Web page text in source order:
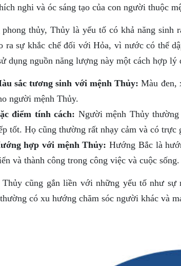
nghi và óc sáng tạo của con người thuộc
phong thủy, Thủy là yếu tố có khả năng
ra sự khắc chế đối với Hỏa, vì nước có thể
dụng nguồn năng lượng này một cách hợp
sắc tương sinh với mệnh Thủy: Màu đen,
người mệnh Thủy.
điểm tính cách: Người mệnh Thủy
tốt. Họ cũng thường rất nhạy cảm và có trực
hợp với mệnh Thủy: Hướng Bắc là
và thành công trong công việc và cuộc sống.
Thủy cũng gắn liền với những yếu tố như
có xu hướng chăm sóc người khác và